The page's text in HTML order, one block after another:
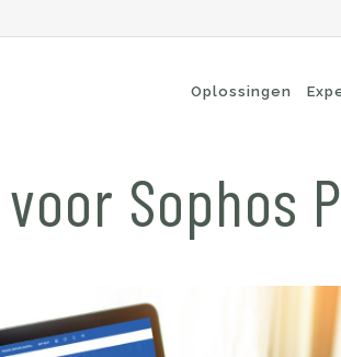
Oplossingen
Secure Remote
Netwerk Security
Sophos